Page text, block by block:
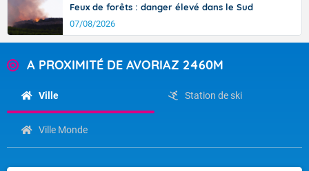
Feux de forêts : danger élevé dans le Sud
07/08/2026
A PROXIMITÉ DE AVORIAZ 2460M
Ville Station de ski
Ville Monde